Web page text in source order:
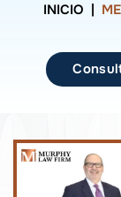
INICIO